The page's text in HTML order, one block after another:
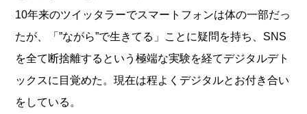
10年来のツイッタラーでスマートフォンは体の一部だっ
たが、「”ながら”で生きてる」ことに疑問を持ち、SNS
を全て断捨離するという極端な実験を経てデジタルデト
ックスに目覚めた。現在は程よくデジタルとお付き合い
をしている。